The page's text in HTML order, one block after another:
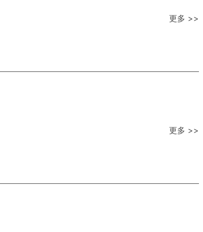
更多 >>
更多 >>